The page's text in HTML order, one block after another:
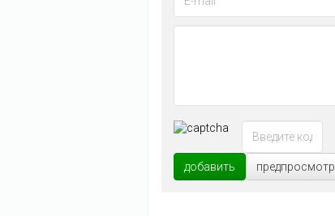
добавить предпросмотр